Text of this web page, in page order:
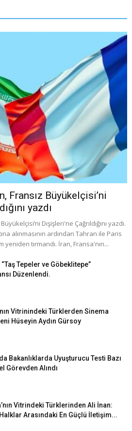
Fransız Büyükelçisi’ni
yazdı
Dışişleri'ne Çağrıldığını yazdı.
alınmasının ardından Tahran ile Paris
tırmandı. İran, Fransa'nın...
“Taş Tepeler ve Göbeklitepe”
Düzenlendi.
Vitrinindeki Türklerden Sinema
Hüseyin Aydın Gürsoy
Bakanlıklarda Uyuşturucu Testi Bazı
Görevden Alındı
Vitrindeki Türklerinden Ali İnan:
Arasındaki En Güçlü İletişim...